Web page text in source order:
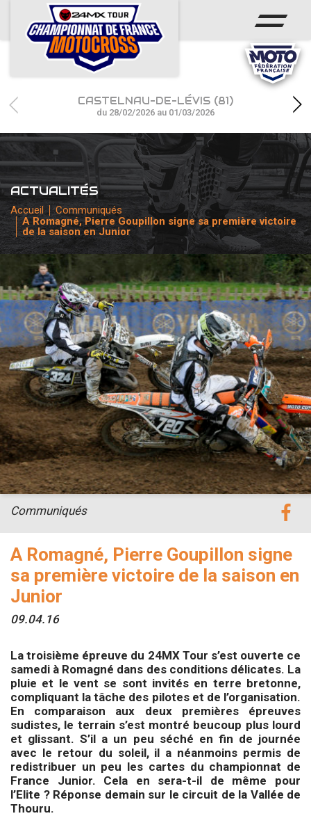
ACCUEIL
ACTUS
CALENDRIER
RÉSULTATS
PHOTOS / WEB TV
CHAMPIONNAT
PARTENAIRES
accéder à la billetterie
CASTELNAU-DE-LÉVIS (81)
du 28/02/2026 au 01/03/2026
ACTUALITÉS
Accueil
Communiqués
A Romagné, Pierre Goupillon signe sa première victoire
de la saison en Junior
A Romagné, Pierre Goupillon signe
sa première victoire de la saison en
Junior
09.04.16
Communiqués
La troisième épreuve du 24MX Tour s’est ouverte ce
samedi à Romagné dans des conditions délicates. La
pluie et le vent se sont invités en terre bretonne,
compliquant la tâche des pilotes et de l’organisation.
En comparaison aux deux premières épreuves
sudistes, le terrain s’est montré beucoup plus lourd
et glissant. S’il a un peu séché en fin de journée
avec le retour du soleil, il a néanmoins permis de
redistribuer un peu les cartes du championnat de
France Junior. Cela en sera-t-il de même pour
l’Elite ? Réponse demain sur le circuit de la Vallée de
Thouru.